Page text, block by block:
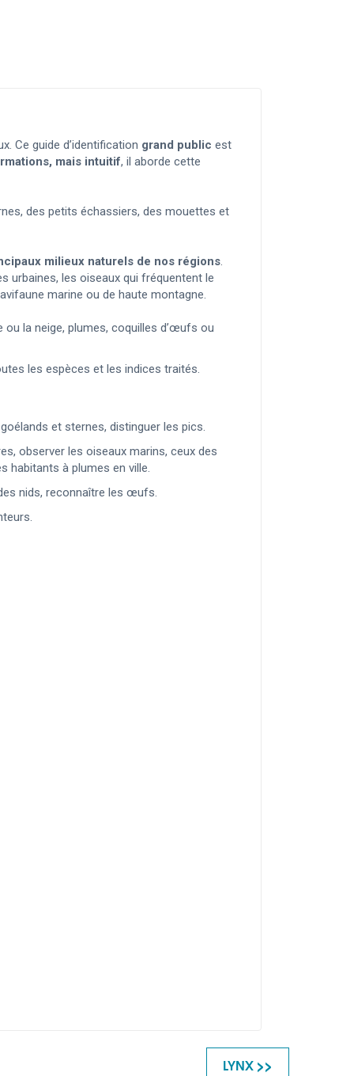
Ce guide d’identification grand public est
mais intuitif, il aborde cette
des petits échassiers, des mouettes et
milieux naturels de nos régions.
urbaines, les oiseaux qui fréquentent le
marine ou de haute montagne.
la neige, plumes, coquilles d’œufs ou
les espèces et les indices traités.
et sternes, distinguer les pics.
observer les oiseaux marins, ceux des
habitants à plumes en ville.
nids, reconnaître les œufs.
LYNX >>